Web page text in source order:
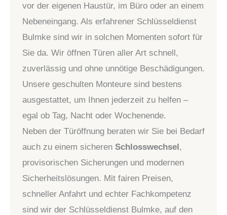
vor der eigenen Haustür, im Büro oder an einem
Nebeneingang. Als erfahrener Schlüsseldienst
Bulmke sind wir in solchen Momenten sofort für
Sie da. Wir öffnen Türen aller Art schnell,
zuverlässig und ohne unnötige Beschädigungen.
Unsere geschulten Monteure sind bestens
ausgestattet, um Ihnen jederzeit zu helfen –
egal ob Tag, Nacht oder Wochenende.
Neben der Türöffnung beraten wir Sie bei Bedarf
auch zu einem sicheren Schlosswechsel,
provisorischen Sicherungen und modernen
Sicherheitslösungen. Mit fairen Preisen,
schneller Anfahrt und echter Fachkompetenz
sind wir der Schlüsseldienst Bulmke, auf den